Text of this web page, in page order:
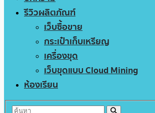
รีวิวผลิตภัณฑ์
เว็บซื้อขาย
กระเป๋าเก็บเหรียญ
เครื่องขุด
เว็บขุดแบบ Cloud Mining
ห้องเรียน